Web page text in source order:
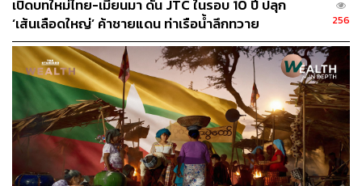
เปิดบทใหม่ไทย-เมียนมา ดัน JTC ในรอบ 10 ปี ปลุก
‘เส้นเลือดใหญ่’ ค้าชายแดน ท่าเรือน้ำลึกทวาย
256